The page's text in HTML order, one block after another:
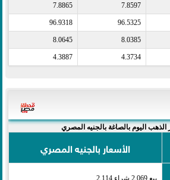
7.8597
7.8865
96.5325
96.9318
8.0385
8.0645
4.3734
4.3887
اليوم بالصاغة بالجنيه المصري
الأسعار بالجنيه المصري
بيع 2,069 شراء 2,114